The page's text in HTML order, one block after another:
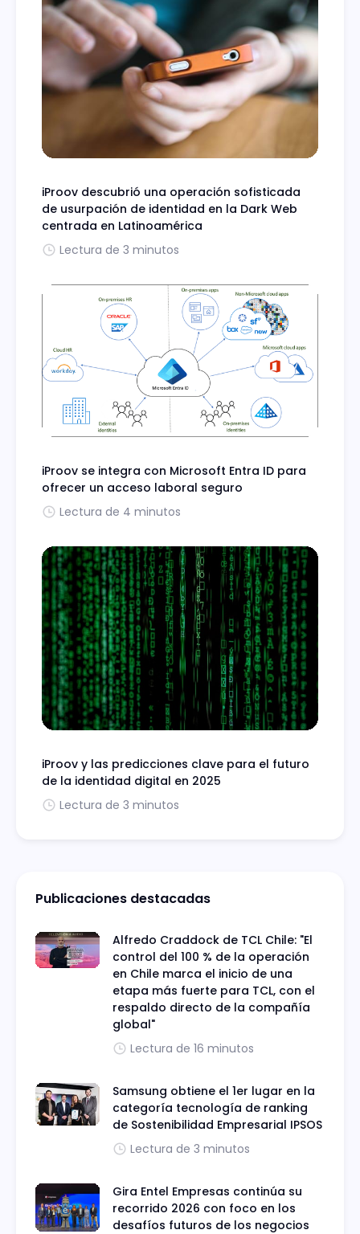
iProov descubrió una operación sofisticada
de usurpación de identidad en la Dark Web
centrada en Latinoamérica
Lectura de 3 minutos
iProov se integra con Microsoft Entra ID para
ofrecer un acceso laboral seguro
Lectura de 4 minutos
iProov y las predicciones clave para el futuro
de la identidad digital en 2025
Lectura de 3 minutos
Publicaciones destacadas
Alfredo Craddock de TCL Chile: "El
control del 100 % de la operación
en Chile marca el inicio de una
etapa más fuerte para TCL, con el
respaldo directo de la compañía
global"
Lectura de 16 minutos
Samsung obtiene el 1er lugar en la
categoría tecnología de ranking
de Sostenibilidad Empresarial IPSOS
Lectura de 3 minutos
Gira Entel Empresas continúa su
recorrido 2026 con foco en los
desafíos futuros de los negocios